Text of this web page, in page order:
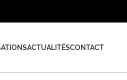
ACTUALITÉSCONTACT